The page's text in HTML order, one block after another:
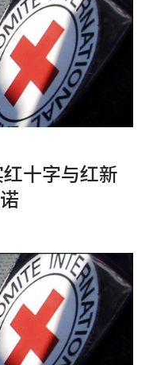
十字与红新